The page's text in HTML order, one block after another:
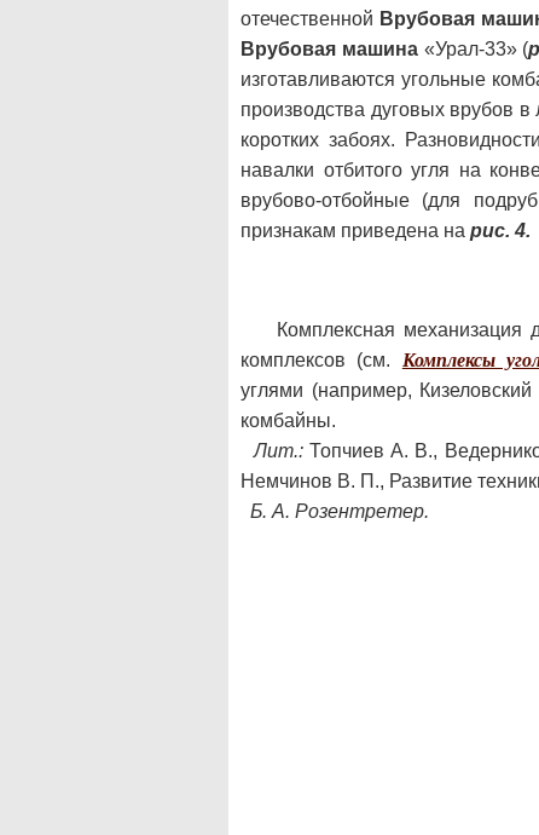
отечественной Врубовая
Врубовая машина«Урал-33» (
изготавливаются угольные
производства дуговых врубов
коротких забоях.
навалки отбитого угля на
врубово-отбойные (для
признакам приведена на рис. 4.
Комплексная
комплексов (см. Комплексы
углями (например,
комбайны.
Лит.:Топчиев А. В.,
Немчинов В. П., Развитие
Б. А. Розентретер.